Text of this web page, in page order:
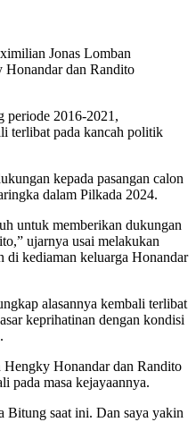
Jonas Lomban
Honandar dan Randito
periode 2016-2021,
terlibat pada kancah politik
kepada pasangan calon
dalam Pilkada 2024.
untuk memberikan dukungan
ujarnya usai melakukan
di kediaman keluarga Honandar
alasannya kembali terlibat
keprihatinan dengan kondisi
Honandar dan Randito
pada masa kejayaannya.
Bitung saat ini. Dan saya yakin